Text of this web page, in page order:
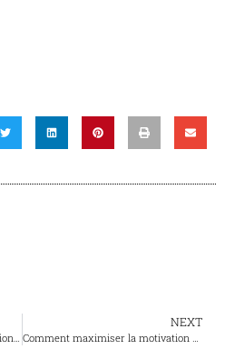
Comment Rationaliser les Opérations d’un Restaurant
NEXT
Comment maximiser la motivation des clients grâce au menu digital